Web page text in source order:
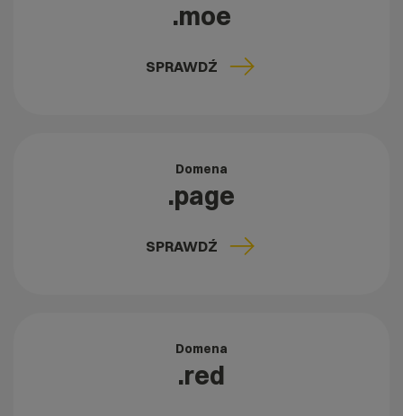
.moe
SPRAWDŹ
Domena
.page
SPRAWDŹ
Domena
.red